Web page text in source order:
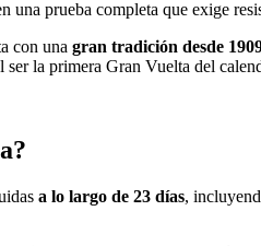
una prueba completa que exige
con una gran tradición desde
la primera Gran Vuelta del
a lo largo de 23 días,